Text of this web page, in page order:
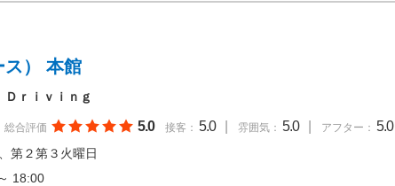
ス） 本館
ｒｉｖｉｎｇ
総合評価 5.0 接客： 5.0 雰囲気： 5.0 アフター： 5.0
第２第３火曜日
18:00